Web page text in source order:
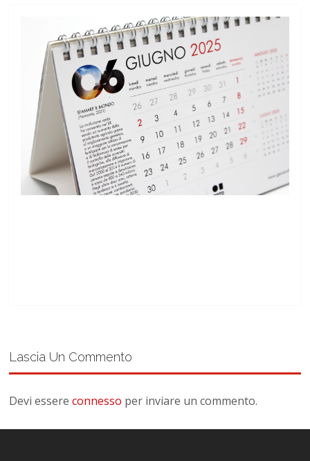
Lascia Un Commento
Devi essereconnesso per inviare un commento.